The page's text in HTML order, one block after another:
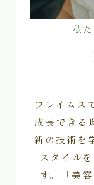
私
フレイムス
成長できる
新の技術を
スタイル
す。「美